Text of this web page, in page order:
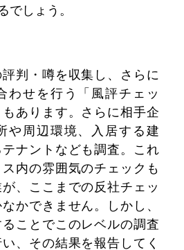
でしょう。
判・噂を収集し、さらに
わせを行う「風評チェッ
あります。さらに相手企
や周辺環境、入居する建
ナントなども調査。これ
内の雰囲気のチェックも
、ここまでの反社チェッ
かできません。しかし、
ことでこのレベルの調査
、その結果を報告してく